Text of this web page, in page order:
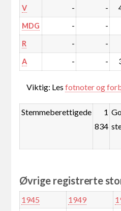
V - -
MDG - -
R - -
A - -
Viktig: Lesfotnoter og
Stemmeberettigede
1
834
Øvrige registrerte
1945 1949